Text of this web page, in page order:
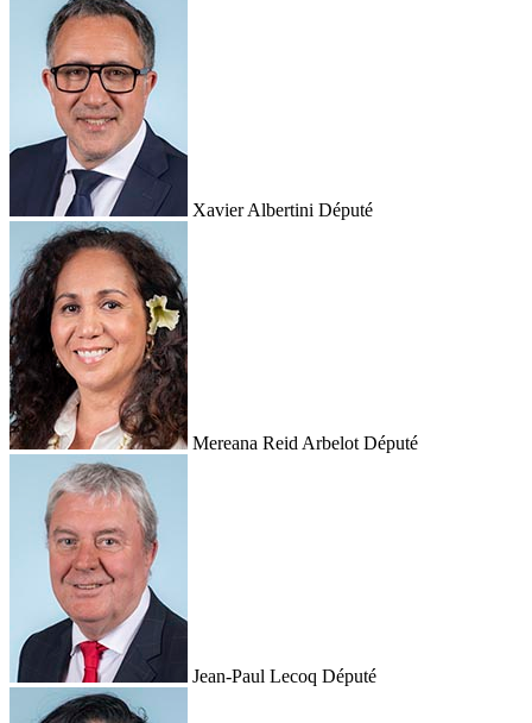
Xavier Albertini Député
Mereana Reid Arbelot Député
Jean-Paul Lecoq Député